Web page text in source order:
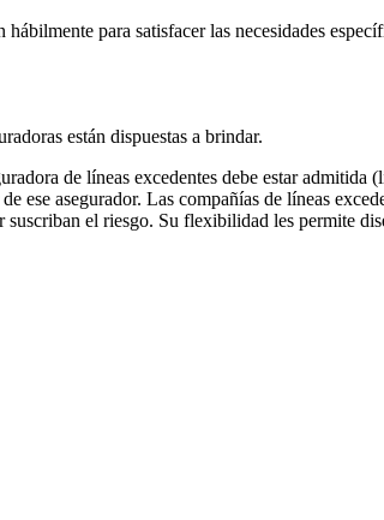
para satisfacer las necesidades
están dispuestas a brindar.
de líneas excedentes debe estar admitida
asegurador. Las compañías de líneas
el riesgo. Su flexibilidad les permite